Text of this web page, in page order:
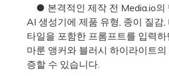
● 본격적인 제작 전 Media.io의
AI 생성기에 제품 유형, 종이 질감
타일을 포함한 프롬프트를 입력
마룬 앵커와 블러시 하이라이트
증할 수 있습니다.